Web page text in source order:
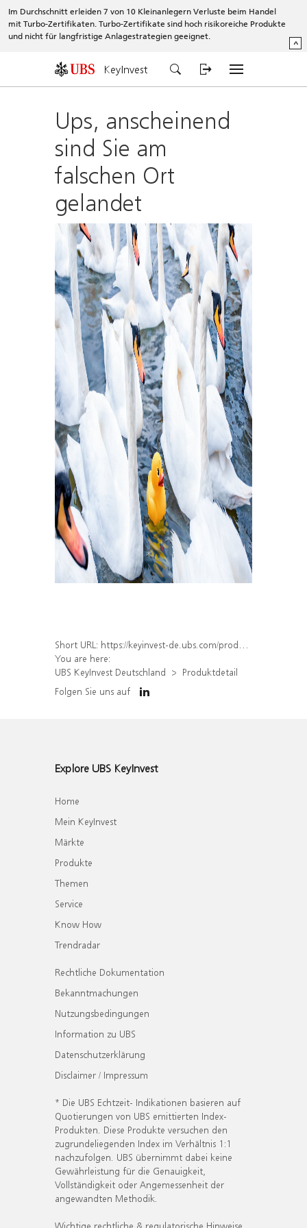
Im Durchschnitt erleiden 7 von 10 Kleinanlegern Verluste beim Handel
mit Turbo-Zertifikaten. Turbo-Zertifikate sind hoch risikoreiche Produkte
und nicht für langfristige Anlagestrategien geeignet.
^
KeyInvest
Ups, anscheinend
sind Sie am
falschen Ort
gelandet
Short URL: https://keyinvest-de.ubs.com/produkt/detail/index/isin/DE000WA56LP6
You are here:
UBS KeyInvest Deutschland
Produktdetail
Folgen Sie uns auf
Explore UBS KeyInvest
Home
Mein KeyInvest
Märkte
Produkte
Themen
Service
Know How
Trendradar
Rechtliche Dokumentation
Bekanntmachungen
Nutzungsbedingungen
Information zu UBS
Datenschutzerklärung
Disclaimer / Impressum
* Die UBS Echtzeit- Indikationen basieren auf
Quotierungen von UBS emittierten Index-
Produkten. Diese Produkte versuchen den
zugrundeliegenden Index im Verhältnis 1:1
nachzufolgen. UBS übernimmt dabei keine
Gewährleistung für die Genauigkeit,
Vollständigkeit oder Angemessenheit der
angewandten Methodik.